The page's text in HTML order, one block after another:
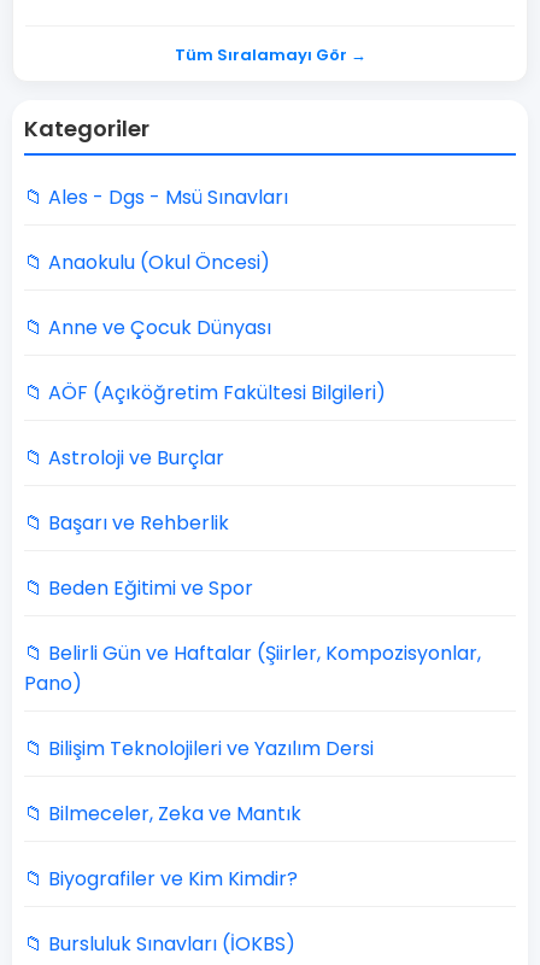
Tüm Sıralamayı Gör →
Kategoriler
📁 Ales - Dgs - Msü Sınavları
📁 Anaokulu (Okul Öncesi)
📁 Anne ve Çocuk Dünyası
📁 AÖF (Açıköğretim Fakültesi Bilgileri)
📁 Astroloji ve Burçlar
📁 Başarı ve Rehberlik
📁 Beden Eğitimi ve Spor
📁 Belirli Gün ve Haftalar (Şiirler, Kompozisyonlar,
Pano)
📁 Bilişim Teknolojileri ve Yazılım Dersi
📁 Bilmeceler, Zeka ve Mantık
📁 Biyografiler ve Kim Kimdir?
📁 Bursluluk Sınavları (İOKBS)